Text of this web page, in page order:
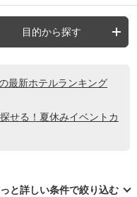
目的から探す
最新ホテルランキング
せる！夏休みイベントカ
と詳しい条件で絞り込む